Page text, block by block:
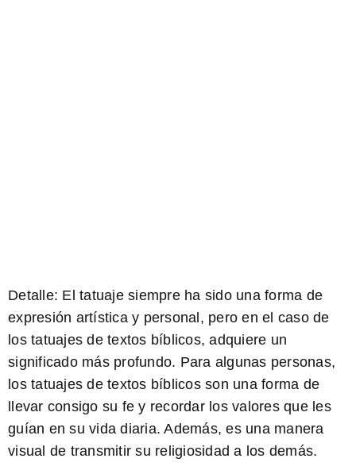
Detalle: El tatuaje siempre ha sido una forma de
expresión artística y personal, pero en el caso de
los tatuajes de textos bíblicos, adquiere un
significado más profundo. Para algunas personas,
los tatuajes de textos bíblicos son una forma de
llevar consigo su fe y recordar los valores que les
guían en su vida diaria. Además, es una manera
visual de transmitir su religiosidad a los demás.